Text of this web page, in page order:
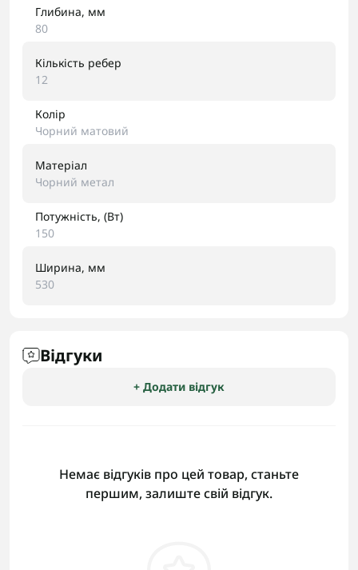
Глибина, мм
80
Кількість ребер
12
Колір
Чорний матовий
Матеріал
Чорний метал
Потужність, (Вт)
150
Ширина, мм
530
Відгуки
+ Додати відгук
Немає відгуків про цей товар, станьте
першим, залиште свій відгук.